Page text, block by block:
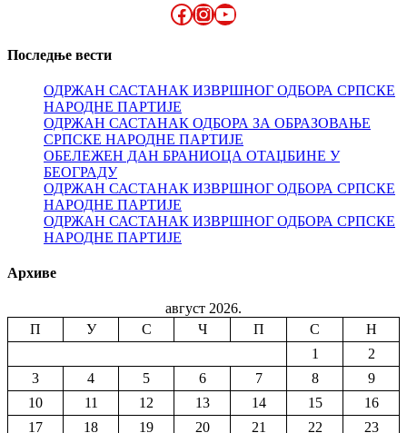
Facebook
Instagram
YouTube
Последње вести
ОДРЖАН САСТАНАК ИЗВРШНОГ ОДБОРА СРПСКЕ
НАРОДНЕ ПАРТИЈЕ
ОДРЖАН САСТАНАК ОДБОРА ЗА ОБРАЗОВАЊЕ
СРПСКЕ НАРОДНЕ ПАРТИЈЕ
ОБЕЛЕЖЕН ДАН БРАНИОЦА ОТАЏБИНЕ У
БЕОГРАДУ
ОДРЖАН САСТАНАК ИЗВРШНОГ ОДБОРА СРПСКЕ
НАРОДНЕ ПАРТИЈЕ
ОДРЖАН САСТАНАК ИЗВРШНОГ ОДБОРА СРПСКЕ
НАРОДНЕ ПАРТИЈЕ
Архиве
август 2026.
П
У С Ч П С
Н
1
2
3
4 5 6 7 8
9
10
11 12 13 14 15
16
17
18 19 20 21 22
23